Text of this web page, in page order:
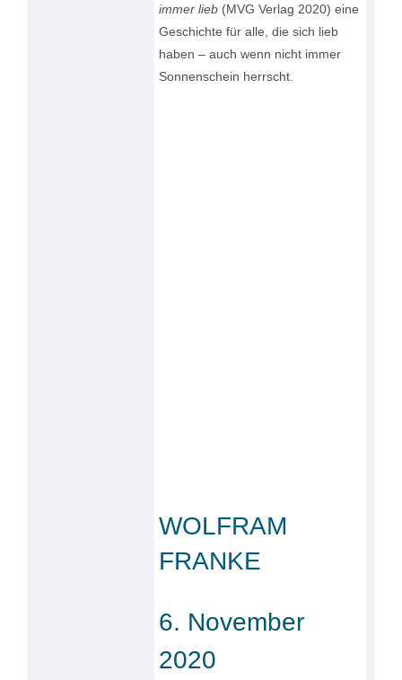
immer lieb (MVG Verlag 2020) eine
Geschichte für alle, die sich lieb
haben – auch wenn nicht immer
Sonnenschein herrscht.
WOLFRAM
FRANKE
6. November
2020